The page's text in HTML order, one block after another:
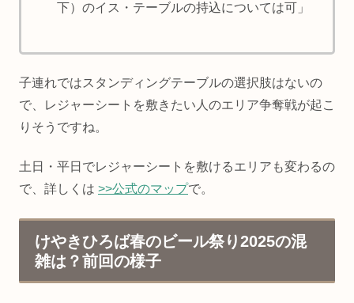
下）のイス・テーブルの持込については可」
子連れではスタンディングテーブルの選択肢はないの
で、レジャーシートを敷きたい人のエリア争奪戦が起こ
りそうですね。
土日・平日でレジャーシートを敷けるエリアも変わるの
で、詳しくは >>公式のマップで。
けやきひろば春のビール祭り2025の混
雑は？前回の様子